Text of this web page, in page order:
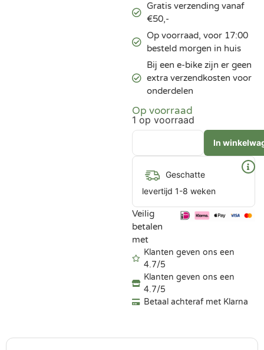
Gratis verzending vanaf
€50,-
Op voorraad, voor 17:00
besteld morgen in huis
Bij een e-bike zijn er geen
extra verzendkosten voor
onderdelen
Op voorraad
1 op voorraad
In
Geschatte
levertijd 1-8 weken
Veilig
betalen
met
Klanten geven ons een
4.7/5
Klanten geven ons een
4.7/5
Betaal achteraf met Klarna